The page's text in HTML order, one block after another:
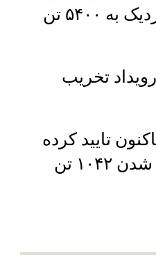
۹۰۰ تن در ترکیه خبر داده است. به گفته‌ی آقای اردوغان، نزدیک به ۵۴۰۰ تن
در این رویداد تخریب
کرده است که مرگ ۳۲۶ تن را تاکنون تایید کرده
می‌تواند. مقام‌ها در وزارت صحت سوریه همچنان از رخمی شدن ۱۰۴۲ تن